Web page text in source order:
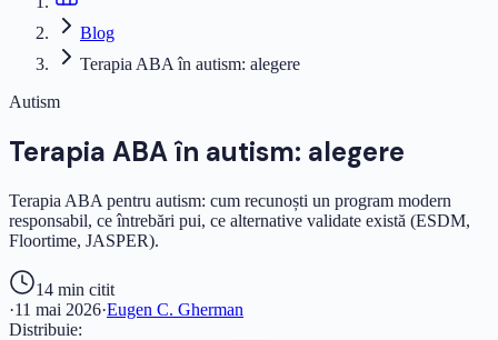
Blog
Terapia ABA în autism: alegere
Autism
Terapia ABA în autism: alegere
Terapia ABA pentru autism: cum recunoști un program modern
responsabil, ce întrebări pui, ce alternative validate există (ESDM,
Floortime, JASPER).
14 min citit
·11 mai 2026·Eugen C. Gherman
Distribuie: